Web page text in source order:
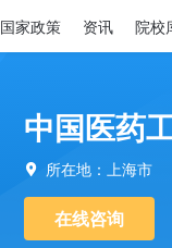
国家政策 资讯 院校
中国医药
 所在地：上海市
在线咨询